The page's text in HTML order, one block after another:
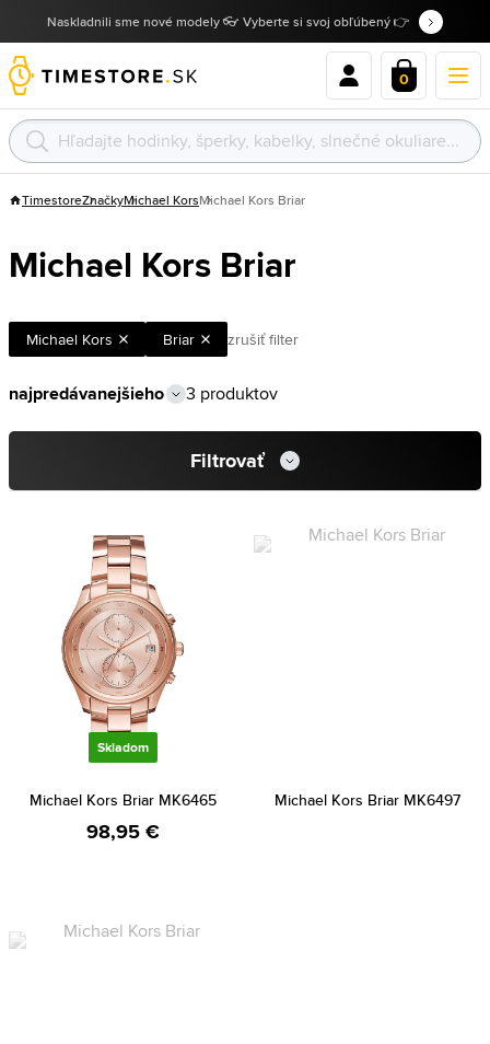
Naskladnili sme nové modely 👓 Vyberte si svoj obľúbený 👉
0
TimestoreZnačkyMichael KorsMichael Kors Briar
Michael Kors Briar
Michael Kors Briar zrušiť filter
3 produktov
Filtrovať
Skladom
Michael Kors Briar MK6465
98,95 €
Michael Kors Briar MK6497